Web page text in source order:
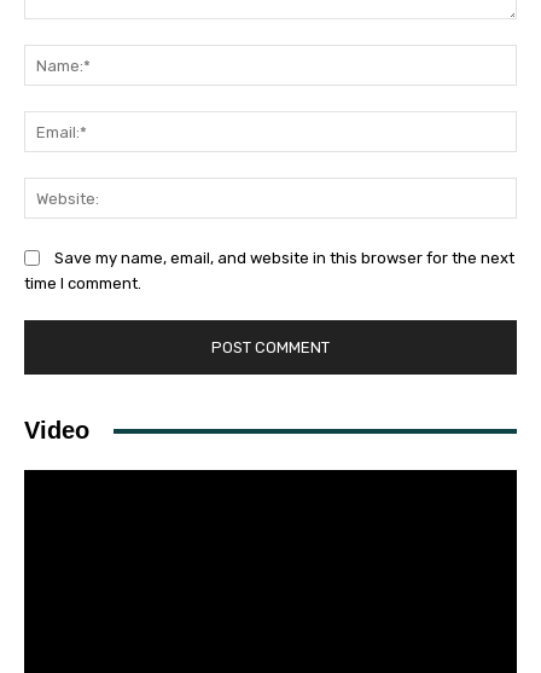
Save my name, email, and website in this browser for the next
time I comment.
Video